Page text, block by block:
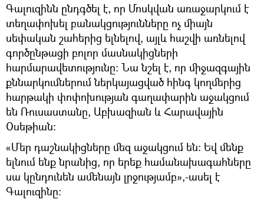
Գալուզինն ընդգծել է, որ Մոսկվան առաջարկում է
տեղափոխել բանակցությունները ոչ միայն
սեփական շահերից ելնելով, այլև հաշվի առնելով
գործընթացի բոլոր մասնակիցների
հարմարավետությունը։ Նա նշել է, որ միջազգային
քննարկումներում ներկայացված հինգ կողմերից
հարթակի փոփոխության գաղափարին աջակցում
են Ռուսաստանը, Աբխազիան և Հարավային
Օսեթիան։
«Մեր դաշնակիցները մեզ աջակցում են։ Եվ մենք
ելնում ենք նրանից, որ երեք համանախագահները
սա կընդունեն ամենայն լրջությամբ»,-ասել է
Գալուզինը։